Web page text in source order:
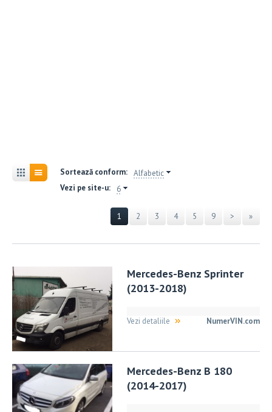
Sortează conform: Alfabetic
Vezi pe site-u:
6
1 2 3 4 5 9 > »
Mercedes-Benz Sprinter
(2013-2018)
NumerVIN.com
Vezi detaliile
Mercedes-Benz B 180
(2014-2017)